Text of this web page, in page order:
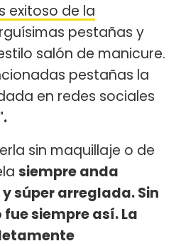
exitoso de la
pestañas y
salón de manicure.
pestañas la
en redes sociales
sin maquillaje o de
siempre anda
súper arreglada. Sin
siempre así. La